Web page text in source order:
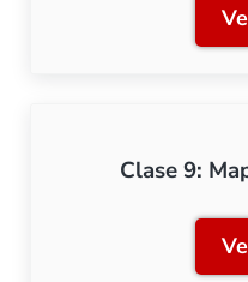
Clase 9: